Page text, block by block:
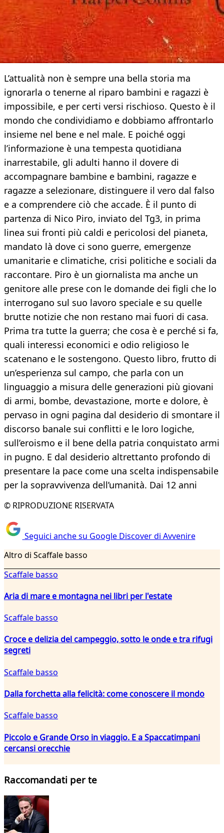
L’attualità non è sempre una bella storia ma
ignorarla o tenerne al riparo bambini e ragazzi è
impossibile, e per certi versi rischioso. Questo è il
mondo che condividiamo e dobbiamo affrontarlo
insieme nel bene e nel male. E poiché oggi
l’informazione è una tempesta quotidiana
inarrestabile, gli adulti hanno il dovere di
accompagnare bambine e bambini, ragazze e
ragazze a selezionare, distinguere il vero dal falso
e a comprendere ciò che accade. È il punto di
partenza di Nico Piro, inviato del Tg3, in prima
linea sui fronti più caldi e pericolosi del pianeta,
mandato là dove ci sono guerre, emergenze
umanitarie e climatiche, crisi politiche e sociali da
raccontare. Piro è un giornalista ma anche un
genitore alle prese con le domande dei figli che lo
interrogano sul suo lavoro speciale e su quelle
brutte notizie che non restano mai fuori di casa.
Prima tra tutte la guerra; che cosa è e perché si fa,
quali interessi economici e odio religioso le
scatenano e le sostengono. Questo libro, frutto di
un’esperienza sul campo, che parla con un
linguaggio a misura delle generazioni più giovani
di armi, bombe, devastazione, morte e dolore, è
pervaso in ogni pagina dal desiderio di smontare il
discorso banale sui conflitti e le loro logiche,
sull’eroismo e il bene della patria conquistato armi
in pugno. E dal desiderio altrettanto profondo di
presentare la pace come una scelta indispensabile
per la sopravvivenza dell’umanità. Dai 12 anni
© RIPRODUZIONE RISERVATA
Seguici anche su Google Discover di Avvenire
Altro di Scaffale basso
Scaffale basso
Aria di mare e montagna nei libri per l'estate
Scaffale basso
Croce e delizia del campeggio, sotto le onde e tra rifugi
segreti
Scaffale basso
Dalla forchetta alla felicità: come conoscere il mondo
Scaffale basso
Piccolo e Grande Orso in viaggio. E a Spaccatimpani
cercansi orecchie
Raccomandati per te